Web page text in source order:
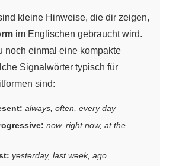
kleine Hinweise, die dir zeigen,
im Englischen gebraucht wird.
noch einmal eine kompakte
Signalwörter typisch für
sind:
always, often, every day
now, right now, at the
yesterday, last week, ago